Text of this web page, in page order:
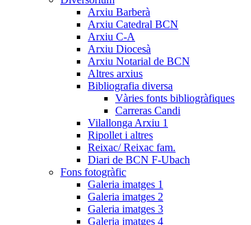
Arxiu Barberà
Arxiu Catedral BCN
Arxiu C-A
Arxiu Diocesà
Arxiu Notarial de BCN
Altres arxius
Bibliografia diversa
Vàries fonts bibliogràfiques
Carreras Candi
Vilallonga Arxiu 1
Ripollet i altres
Reixac/ Reixac fam.
Diari de BCN F-Ubach
Fons fotogràfic
Galeria imatges 1
Galeria imatges 2
Galeria imatges 3
Galeria imatges 4